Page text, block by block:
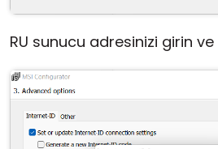
RU sunucu adresinizi girin ve